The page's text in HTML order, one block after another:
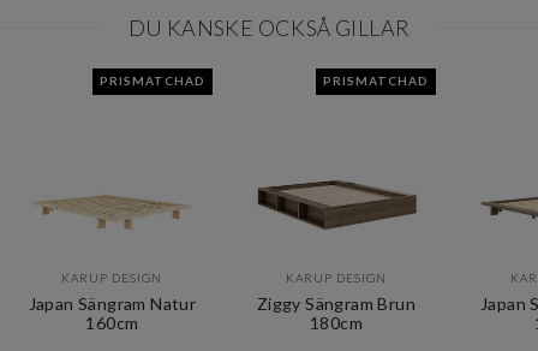
DU KANSKE OCKSÅ GILLAR
PRISMATCHAD
KARUP DESIGN
Japan Sängram Natur
160cm
PRISMATCHAD
KARUP DESIGN
Ziggy Sängram Brun
180cm
Japan